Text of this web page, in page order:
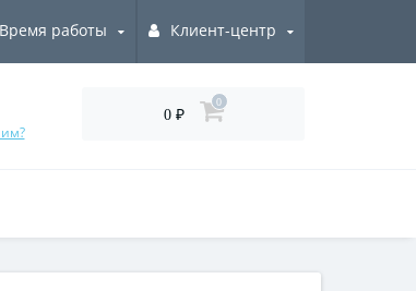
Время работы Клиент-центр
0 ₽
0